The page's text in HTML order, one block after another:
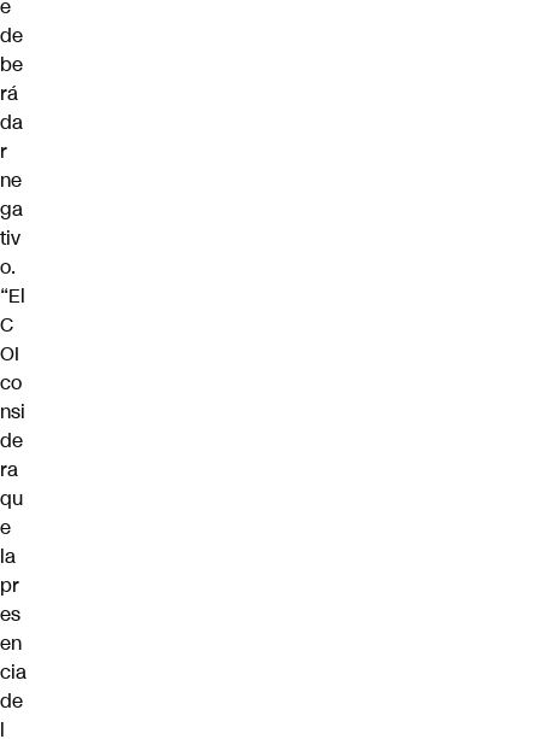
e
de
be
rá
da
r
ne
ga
tiv
o.
“El
C
OI
co
nsi
de
ra
qu
e
la
pr
es
en
cia
de
l